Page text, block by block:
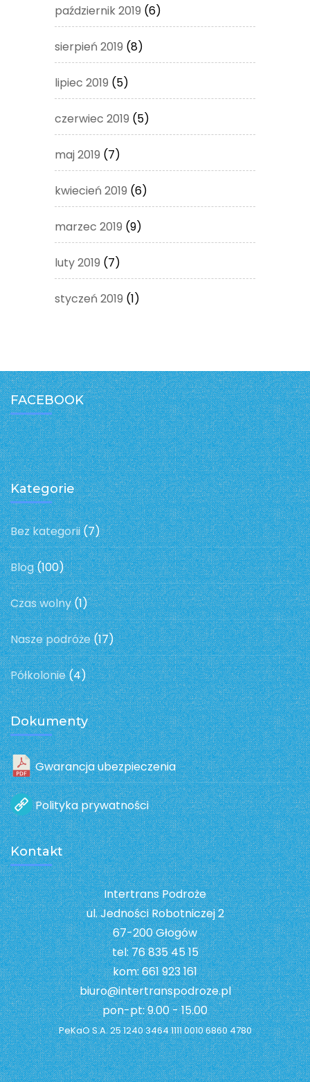
październik 2019 (6)
sierpień 2019 (8)
lipiec 2019 (5)
czerwiec 2019 (5)
maj 2019 (7)
kwiecień 2019 (6)
marzec 2019 (9)
luty 2019 (7)
styczeń 2019 (1)
FACEBOOK
Kategorie
Bez kategorii(7)
Blog(100)
Czas wolny(1)
Nasze podróże(17)
Półkolonie(4)
Dokumenty
Gwarancja ubezpieczenia
Polityka prywatności
Kontakt
Intertrans Podroże
ul. Jedności Robotniczej 2
67-200 Głogów
tel: 76 835 45 15
kom: 661 923 161
biuro@intertranspodroze.pl
pon-pt: 9.00 - 15.00
PeKaO S.A. 25 1240 3464 1111 0010 6860 4780